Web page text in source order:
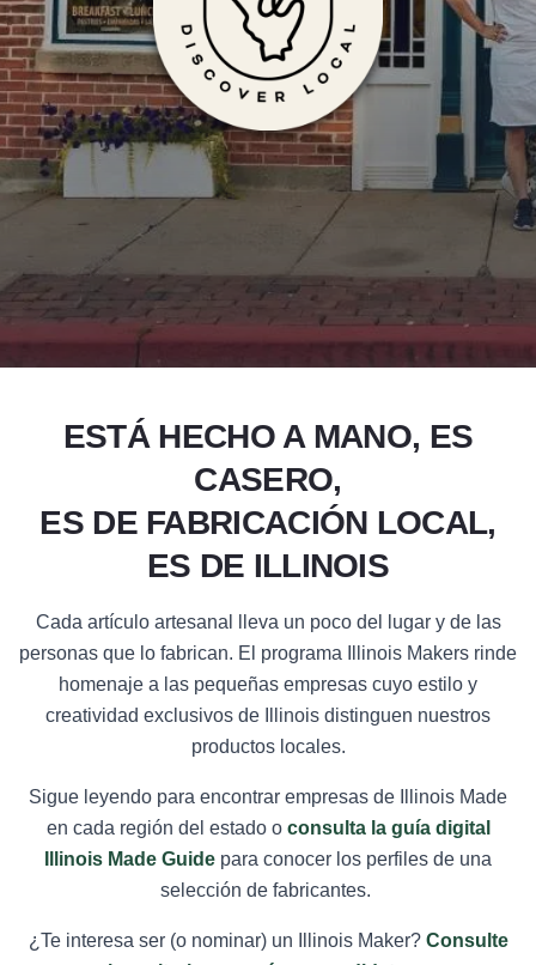
Productos
Add to Favorites
Compartir esta página
ESTÁ HECHO A MANO, ES
CASERO,
ES DE FABRICACIÓN LOCAL,
ES DE ILLINOIS
Cada artículo artesanal lleva un poco del lugar y de las
personas que lo fabrican. El programa Illinois Makers rinde
homenaje a las pequeñas empresas cuyo estilo y
creatividad exclusivos de Illinois distinguen nuestros
productos locales.
Sigue leyendo para encontrar empresas de Illinois Made
en cada región del estado o consulta la guía digital
Illinois Made Guide para conocer los perfiles de una
selección de fabricantes.
¿Te interesa ser (o nominar) un Illinois Maker? Consulte